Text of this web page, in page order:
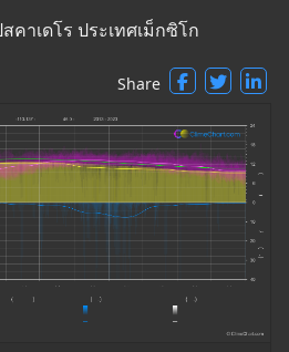
าเดโร ประเทศเม็กซิโก
Share